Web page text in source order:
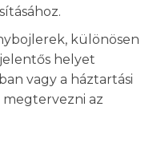
különösen
helyet
vagy a háztartási
megtervezni az